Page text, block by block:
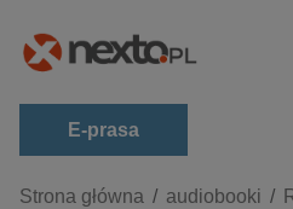
E-prasa
Kategorie
Strona główna audiobooki